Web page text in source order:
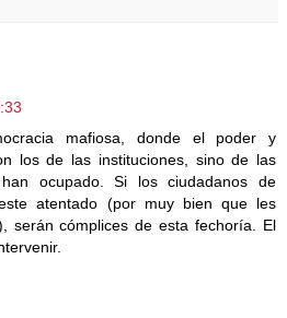
mafiosa, donde el poder y
los de las instituciones, sino de las
ocupado. Si los ciudadanos de
atentado (por muy bien que les
serán cómplices de esta fechoría. El